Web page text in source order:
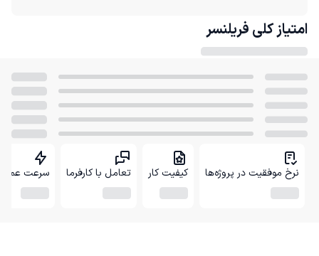
امتیاز کلی فریلنسر
نرخ موفقیت در پروژه‌ها کیفیت کار تعامل با کارفرما سرعت عمل